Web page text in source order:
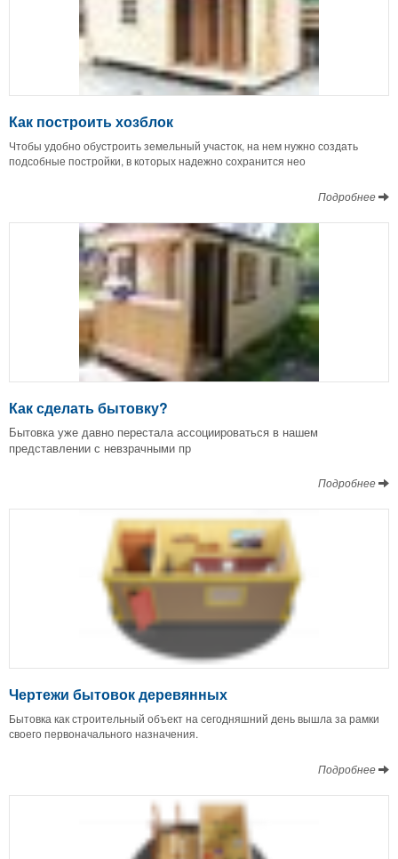
Как построить хозблок
Чтобы удобно обустроить земельный участок, на нем нужно создать
подсобные постройки, в которых надежно сохранится нео
Подробнее
Как сделать бытовку?
Бытовка уже давно перестала ассоциироваться в нашем
представлении с невзрачными пр
Подробнее
Чертежи бытовок деревянных
Бытовка как строительный объект на сегодняшний день вышла за рамки
своего первоначального назначения.
Подробнее